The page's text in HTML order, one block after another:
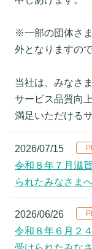
※一部の団体さ
外となりますの
当社は、みなさ
サービス品質向
満足いただける
2026/07/15
令和８年７月滋
られたみなさま
2026/06/26
令和８年６月２